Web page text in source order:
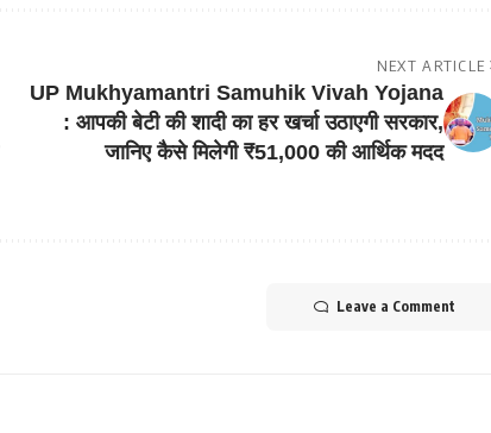
NEXT ARTICLE
UP Mukhyamantri Samuhik Vivah Yojana
: आपकी बेटी की शादी का हर खर्चा उठाएगी सरकार,
जानिए कैसे मिलेगी ₹51,000 की आर्थिक मदद
Leave a Comment